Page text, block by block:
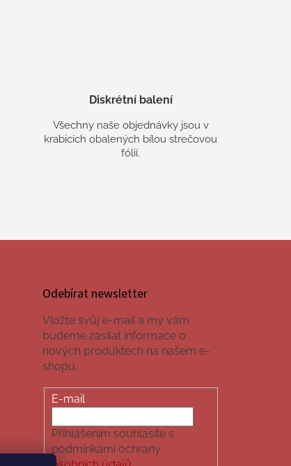
Diskrétní balení
Všechny naše objednávky jsou v
krabicích obalených bílou strečovou
fólií.
Odebírat newsletter
Vložte svůj e-mail a my vám
budeme zasílat informace o
nových produktech na našem e-
shopu.
E-mail
Přihlášením souhlasíte s
podmínkami ochrany